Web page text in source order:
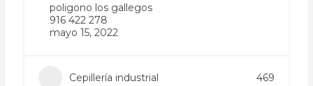
poligono los gallegos
916 422 278
mayo 15, 2022
Cepillería industrial 469